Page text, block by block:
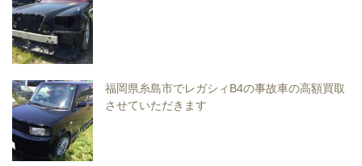
福岡県糸島市でレガシィB4の事故車の高額買取
させていただきます